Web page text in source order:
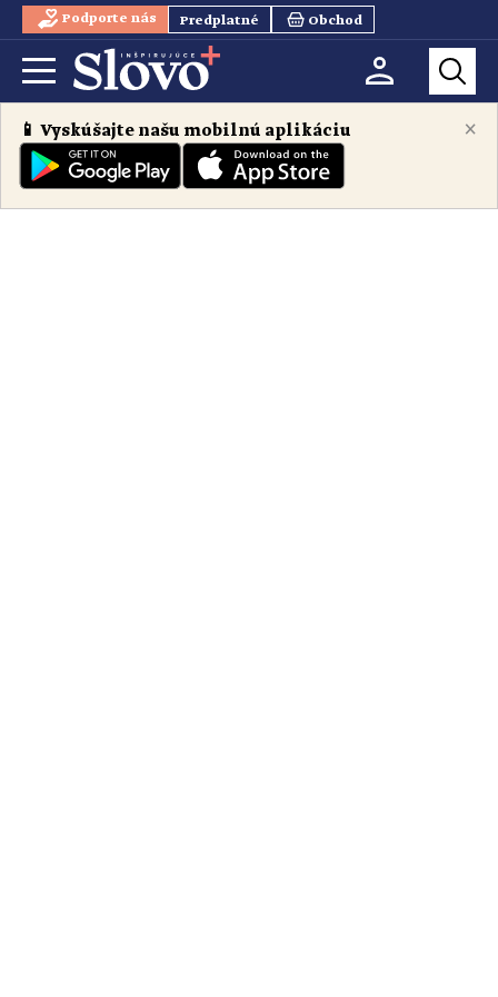
Podporte nás Predplatné Obchod
×
📱 Vyskúšajte našu mobilnú aplikáciu